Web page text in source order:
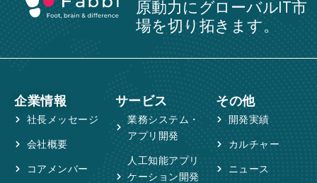
原動力にグローバルIT市
場を切り拓きます。
企業情報
社長メッセージ
会社概要
コアメンバー
サービス
業務システム・
アプリ開発
人工知能アプリ
ケーション開発
その他
開発実績
カルチャー
ニュース